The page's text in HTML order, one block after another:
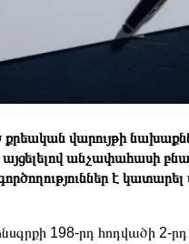
քրեական վարույթի
անչափահասի
է կատարել
198-րդ հոդվածի 2-